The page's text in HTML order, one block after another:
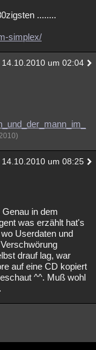
........
simplex/
14.10.2010 um 02:04
14.10.2010 um 08:25
in dem
was erzählt hat's
Userdaten und
drauf lag, war
auf eine CD kopiert
^^. Muß wohl